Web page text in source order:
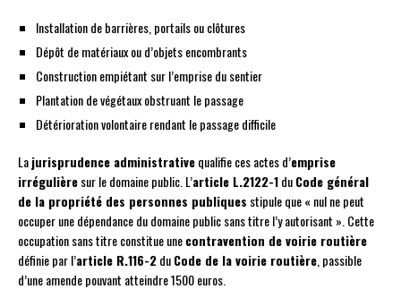
Installation de barrières, portails ou clôtures
Dépôt de matériaux ou d’objets encombrants
Construction empiétant sur l’emprise du sentier
Plantation de végétaux obstruant le passage
Détérioration volontaire rendant le passage difficile
Lajurisprudence administrativequalifie ces actes d’emprise
irrégulièresur le domaine public. L’article L.2122-1duCode général
de la propriété des personnes publiques stipule que « nul ne peut
occuper une dépendance du domaine public sans titre l’y autorisant ». Cette
occupation sans titre constitue unecontravention de voirie routière
définie par l’article R.116-2duCode de la voirie routière , passible
d’une amende pouvant atteindre 1500 euros.